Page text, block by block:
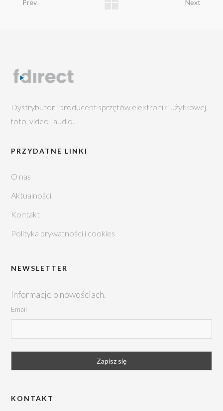
Prev Next
Dystrybutor i producent sprzętów elektroniki użytkowej,
foto, video i audio.
PRZYDATNE LINKI
O nas
Aktualności
Kontakt
Polityka prywatności i cookies
NEWSLETTER
Informacje o nowościach.
Email
KONTAKT